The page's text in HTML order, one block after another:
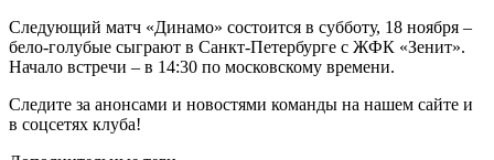
Следующий матч «Динамо» состоится в субботу, 18 ноября –
бело-голубые сыграют в Санкт-Петербурге с ЖФК «Зенит».
Начало встречи – в 14:30 по московскому времени.
Следите за анонсами и новостями команды на нашем сайте и
в соцсетях клуба!